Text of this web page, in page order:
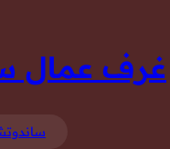
غرف عمال